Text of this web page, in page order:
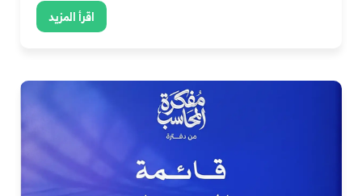
اقرأ المزيد